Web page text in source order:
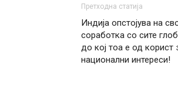
Претходна статија
Индија опстојува на
соработка со сите
до кој тоа е од корист
национални интереси!